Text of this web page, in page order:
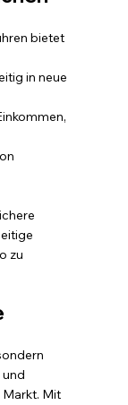
bietet
in neue
zu
Mit